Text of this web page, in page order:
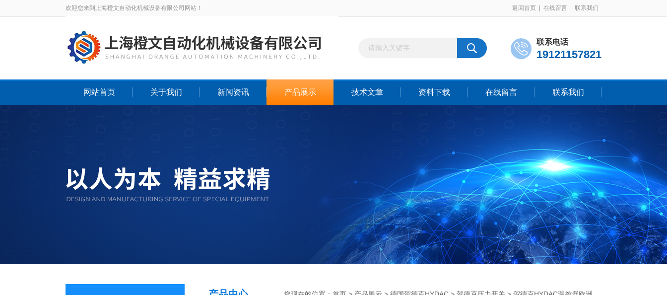
欢迎您来到上海橙文自动化机械设备有限公司网站！ 返回首页 在线留言 联系我们
联系电话
19121157821
网站首页 关于我们 新闻资讯 产品展示 技术文章 资料下载 在线留言 联系我们